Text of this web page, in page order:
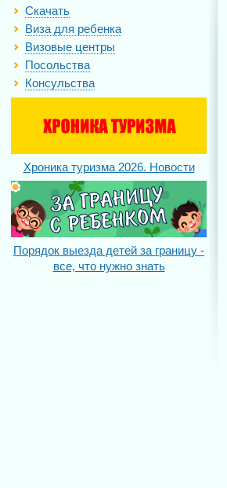
Скачать
Виза для ребенка
Визовые центры
Посольства
Консульства
Хроника туризма 2026. Новости
Порядок выезда детей за границу -
все, что нужно знать